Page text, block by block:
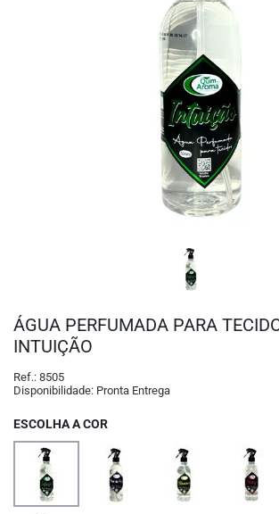
ÁGUA PERFUMADA PARA
INTUIÇÃO
Ref.: 8505
Disponibilidade: Pronta Entrega
ESCOLHA A COR